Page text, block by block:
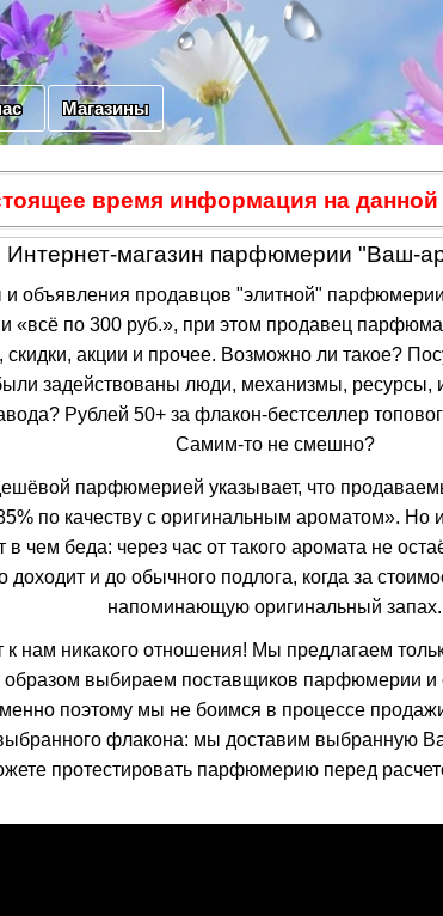
Магазины
время информация на данной
Интернет-магазин парфюмерии "Ваш-
продавцов "элитной" парфюмерии
«всё по 300 руб.», при этом продавец
скидки, акции и прочее. Возможно ли такое?
задействованы люди, механизмы, ресурсы,
Рублей 50+ за флакон-бестселлер
Самим-то не смешно?
парфюмерией указывает, что
по качеству с оригинальным ароматом». Но
чем беда: через час от такого аромата не
доходит и до обычного подлога, когда за
напоминающую оригинальный запах.
нам никакого отношения! Мы предлагаем
выбираем поставщиков парфюмерии и
поэтому мы не боимся в процессе
флакона: мы доставим выбранную
протестировать парфюмерию перед